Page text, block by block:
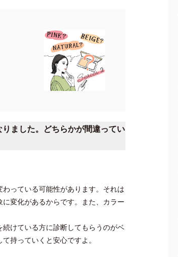
ました。どちらかが間違ってい
っている可能性があります。それは
変化があるからです。また、カラー
けている方に診断してもらうのがベ
持っていくと安心ですよ。